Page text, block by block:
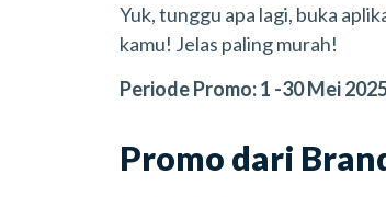
Yuk, tunggu apa lagi, buka
kamu! Jelas paling murah!
Periode Promo: 1 -30 Mei
Promo dari